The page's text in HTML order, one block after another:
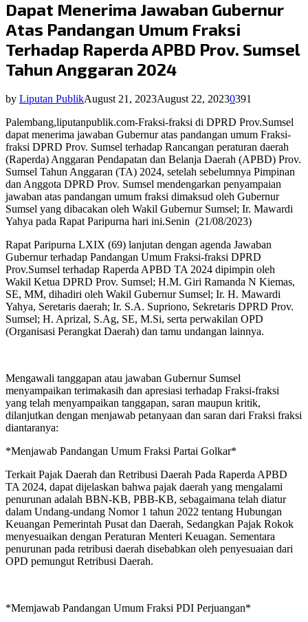
Dapat Menerima Jawaban Gubernur
Atas Pandangan Umum Fraksi
Terhadap Raperda APBD Prov. Sumsel
Tahun Anggaran 2024
by Liputan PublikAugust 21, 2023August 22, 20230391
Palembang,liputanpublik.com-Fraksi-fraksi di DPRD Prov.Sumsel
dapat menerima jawaban Gubernur atas pandangan umum Fraksi-
fraksi DPRD Prov. Sumsel terhadap Rancangan peraturan daerah
(Raperda) Anggaran Pendapatan dan Belanja Daerah (APBD) Prov.
Sumsel Tahun Anggaran (TA) 2024, setelah sebelumnya Pimpinan
dan Anggota DPRD Prov. Sumsel mendengarkan penyampaian
jawaban atas pandangan umum fraksi dimaksud oleh Gubernur
Sumsel yang dibacakan oleh Wakil Gubernur Sumsel; Ir. Mawardi
Yahya pada Rapat Paripurna hari ini.Senin (21/08/2023)
Rapat Paripurna LXIX (69) lanjutan dengan agenda Jawaban
Gubernur terhadap Pandangan Umum Fraksi-fraksi DPRD
Prov.Sumsel terhadap Raperda APBD TA 2024 dipimpin oleh
Wakil Ketua DPRD Prov. Sumsel; H.M. Giri Ramanda N Kiemas,
SE, MM, dihadiri oleh Wakil Gubernur Sumsel; Ir. H. Mawardi
Yahya, Seretaris daerah; Ir. S.A. Supriono, Sekretaris DPRD Prov.
Sumsel; H. Aprizal, S.Ag, SE, M.Si, serta perwakilan OPD
(Organisasi Perangkat Daerah) dan tamu undangan lainnya.
Mengawali tanggapan atau jawaban Gubernur Sumsel
menyampaikan terimakasih dan apresiasi terhadap Fraksi-fraksi
yang telah menyampaikan tanggapan, saran maupun kritik,
dilanjutkan dengan menjawab petanyaan dan saran dari Fraksi fraksi
diantaranya:
*Menjawab Pandangan Umum Fraksi Partai Golkar*
Terkait Pajak Daerah dan Retribusi Daerah Pada Raperda APBD
TA 2024, dapat dijelaskan bahwa pajak daerah yang mengalami
penurunan adalah BBN-KB, PBB-KB, sebagaimana telah diatur
dalam Undang-undang Nomor 1 tahun 2022 tentang Hubungan
Keuangan Pemerintah Pusat dan Daerah, Sedangkan Pajak Rokok
menyesuaikan dengan Peraturan Menteri Keuagan. Sementara
penurunan pada retribusi daerah disebabkan oleh penyesuaian dari
OPD pemungut Retribusi Daerah.
*Memjawab Pandangan Umum Fraksi PDI Perjuangan*